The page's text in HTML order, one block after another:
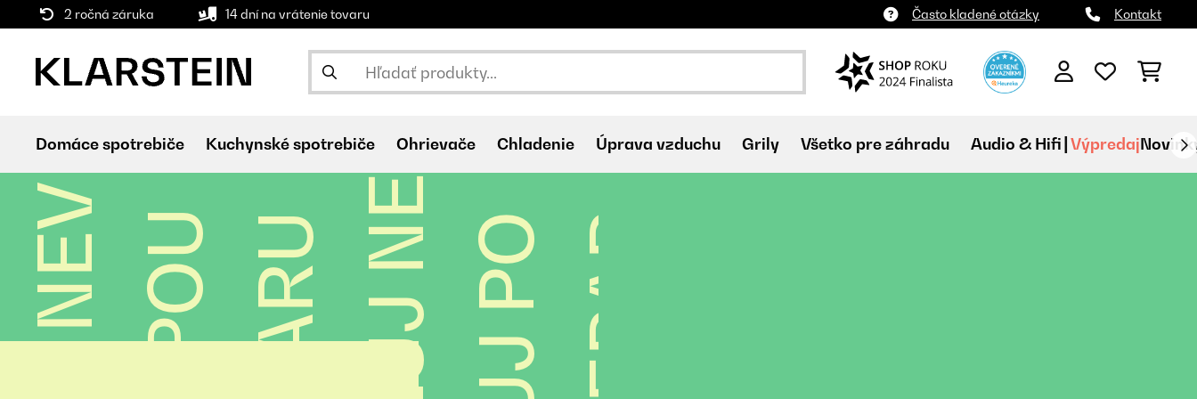
2 ročná záruka 14 dní na vrátenie tovaru Často kladené otázky Kontakt
Domáce spotrebiče Kuchynské spotrebiče Ohrievače Chladenie Úprava vzduchu Grily Všetko pre záhradu Audio & Hifi Výpredaj